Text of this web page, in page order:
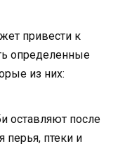
привести к
определенные
из них:
оставляют после
перья, птеки и